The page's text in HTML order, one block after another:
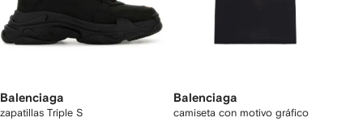
Balenciaga
zapatillas Triple S
Balenciaga
camiseta con motivo gráfico